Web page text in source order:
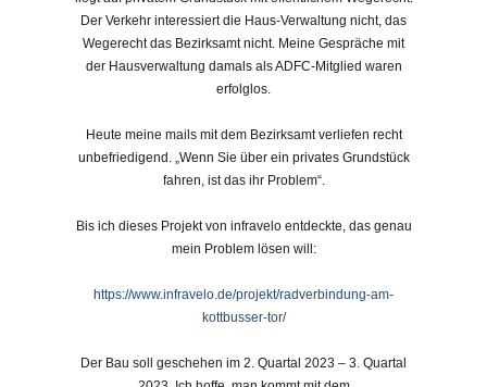
Der Verkehr interessiert die Haus-Verwaltung nicht, das
Wegerecht das Bezirksamt nicht. Meine Gespräche mit
der Hausverwaltung damals als ADFC-Mitglied waren
erfolglos.
Heute meine mails mit dem Bezirksamt verliefen recht
unbefriedigend. „Wenn Sie über ein privates Grundstück
fahren, ist das ihr Problem“.
Bis ich dieses Projekt von infravelo entdeckte, das genau
mein Problem lösen will:
https://www.infravelo.de/projekt/radverbindung-am-
kottbusser-tor/
Der Bau soll geschehen im 2. Quartal 2023 – 3. Quartal